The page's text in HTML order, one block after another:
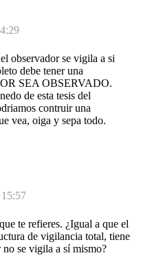
observador se vigila a si
debe tener una
SEA OBSERVADO.
de esta tesis del
contruir una
vea, oiga y sepa todo.
te refieres. ¿Igual a que el
de vigilancia total, tiene
se vigila a sí mismo?